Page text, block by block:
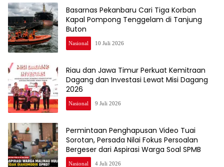
Basarnas Pekanbaru Cari Tiga Korban
Kapal Pompong Tenggelam di Tanjung
Buton
Nasional 10 Juli 2026
Riau dan Jawa Timur Perkuat Kemitraan
Dagang dan Investasi Lewat Misi Dagang
2026
Nasional 9 Juli 2026
Permintaan Penghapusan Video Tuai
Sorotan, Persada Nilai Fokus Persoalan
Bergeser dari Aspirasi Warga Soal SPMB
Nasional 4 Juli 2026